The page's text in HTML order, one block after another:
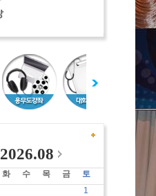
2026.08
화 수 목 금
토
1